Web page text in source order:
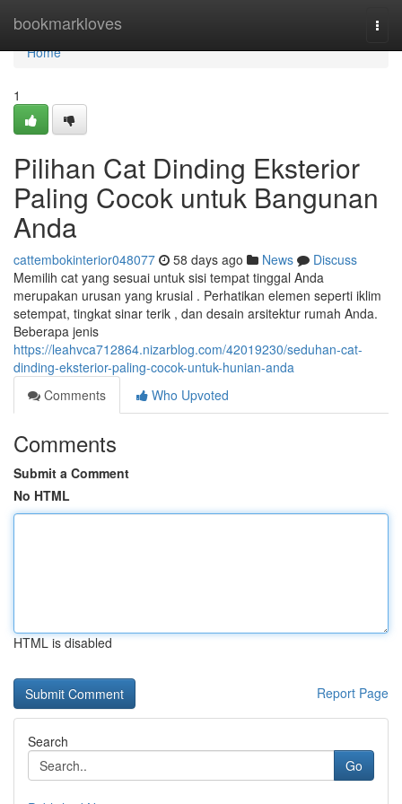
bookmarkloves
Home
Home
1
Pilihan Cat Dinding Eksterior
Paling Cocok untuk Bangunan
Anda
cattembokinterior048077 58 days ago News
Discuss
Memilih cat yang sesuai untuk sisi tempat tinggal Anda
merupakan urusan yang krusial . Perhatikan elemen seperti iklim
setempat, tingkat sinar terik , dan desain arsitektur rumah Anda.
Beberapa jenis
https://leahvca712864.nizarblog.com/42019230/seduhan-cat-
dinding-eksterior-paling-cocok-untuk-hunian-anda
Comments
Who Upvoted
Comments
Submit a Comment
No HTML
HTML is disabled
Report Page
Search
Go